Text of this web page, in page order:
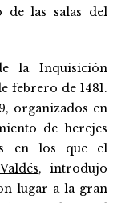
de las salas del
la Inquisición
febrero de 1481.
organizados en
de herejes
en los que el
, introdujo
lugar a la gran